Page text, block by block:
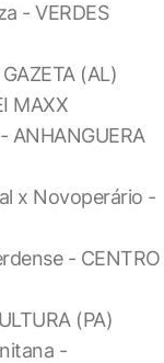
- VERDES
(AL)
MAXX
ANHANGUERA
x Novoperário -
- CENTRO
(PA)
-